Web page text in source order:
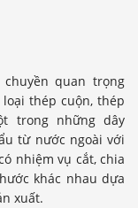
chuyền quan trọng
thép cuộn, thép
trong những dây
từ nước ngoài với
nhiệm vụ cắt, chia
khác nhau dựa
xuất.